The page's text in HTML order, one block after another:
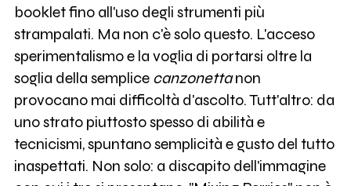
booklet fino all'uso degli strumenti più
strampalati. Ma non c'è solo questo. L'acceso
sperimentalismo e la voglia di portarsi oltre la
soglia della semplice canzonettanon
provocano mai difficoltà d'ascolto. Tutt'altro: da
uno strato piuttosto spesso di abilità e
tecnicismi, spuntano semplicità e gusto del tutto
inaspettati. Non solo: a discapito dell'immagine